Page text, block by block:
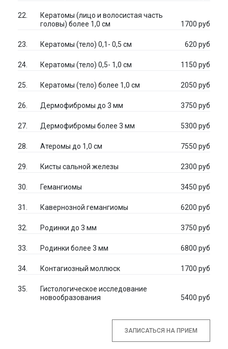
Кератомы (лицо и волосистая часть
головы) более 1,0 см
1700 руб
Кератомы (тело) 0,1- 0,5 см 620 руб
Кератомы (тело) 0,5- 1,0 см 1150 руб
Кератомы (тело) более 1,0 см 2050 руб
Дермофибромы до 3 мм 3750 руб
Дермофибромы более 3 мм 5300 руб
Атеромы до 1,0 см 7550 руб
Кисты сальной железы 2300 руб
Гемангиомы 3450 руб
Кавернозной гемангиомы 6200 руб
Родинки до 3 мм 3750 руб
Родинки более 3 мм 6800 руб
Контагиозный моллюск 1700 руб
Гистологическое исследование
новообразования
5400 руб
ЗАПИСАТЬСЯ НА ПРИЕМ